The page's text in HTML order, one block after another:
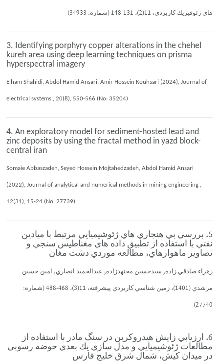
هاي ژئوفيزيك كاربردي، 11(2)، 131-148 (شماره: 34933)
3. Identifying porphyry copper alterations in the chehel
kureh area using deep learning techniques on prisma
hyperspectral imagery
Elham Shahidi, Abdol Hamid Ansari, Amir Hossein Kouhsari (2024), Journal of
electrical systems , 20(8), 550-566 (No: 35204)
4. An exploratory model for sediment-hosted lead and
zinc deposits by using the fractal method in yazd block-
central iran
Somaie Abbaszadeh, Seyed Hossein Mojtahedzadeh, Abdol Hamid Ansari
(2022), Journal of analytical and numerical methods in mining engineering ,
12(31), 15-24 (No: 27739)
5. بررسي بي هنجاري هاي ژئوشيميايي مرتبط با ميادين
نفتي با استفاده از تطبيق داده هاي مغناطيس سنجي و
تصاوير ماهوارهاي، مطالعه موردي دشت مغان
زهراء صادقي زاده, سيدحسين مجتهدزاده, عبدالحميد انصاري, امين حسين
مرشدي (1401)، زمين شناسي كاربردي پيشرفته، 11(3)، 468-488 (شماره:
27740)
6. ارزيابي زايش هيدروكربن در سنگ مادر با استفاده از
مطالعات ژئوشيميايي و مدل سازي يك بعدي حوضه رسوبي
در ميدان كيش، شمال شرق خليج فارس